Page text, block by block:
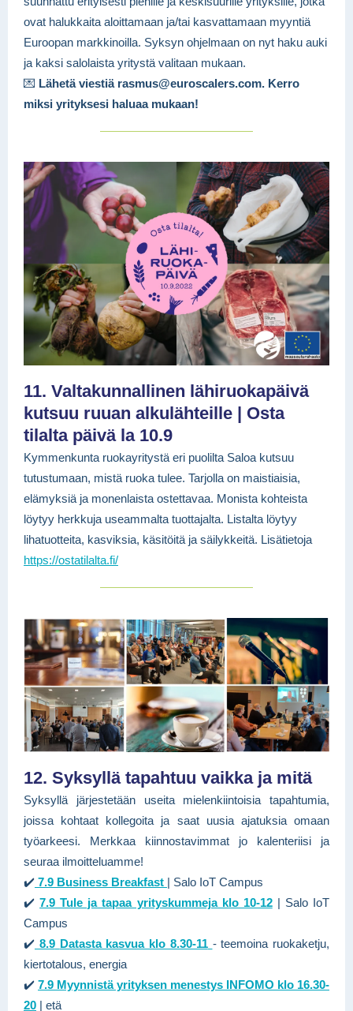
ovat halukkaita aloittamaan ja/tai kasvattamaan myyntiä
Euroopan markkinoilla. Syksyn ohjelmaan on nyt haku auki
ja kaksi salolaista yritystä valitaan mukaan.
💌 Lähetä viestiä rasmus@euroscalers.com. Kerro
miksi yrityksesi haluaa mukaan!
11. Valtakunnallinen lähiruokapäivä
kutsuu ruuan alkulähteille | Osta
tilalta päivä la 10.9
Kymmenkunta ruokayritystä eri puolilta Saloa kutsuu
tutustumaan, mistä ruoka tulee. Tarjolla on maistiaisia,
elämyksiä ja monenlaista ostettavaa. Monista kohteista
löytyy herkkuja useammalta tuottajalta. Listalta löytyy
lihatuotteita, kasviksia, käsitöitä ja säilykkeitä. Lisätietoja
https://ostatilalta.fi/
12. Syksyllä tapahtuu vaikka ja mitä
Syksyllä järjestetään useita mielenkiintoisia tapahtumia,
joissa kohtaat kollegoita ja saat uusia ajatuksia omaan
työarkeesi. Merkkaa kiinnostavimmat jo kalenteriisi ja
seuraa ilmoitteluamme!
✔️ 7.9 Business Breakfast | Salo IoT Campus
✔️7.9 Tule ja tapaa yrityskummeja klo 10-12| Salo IoT
Campus
✔️ 8.9 Datasta kasvua klo 8.30-11 - teemoina ruokaketju,
kiertotalous, energia
✔️ 7.9 Myynnistä yrityksen menestys INFOMO klo 16.30-
20 | etä